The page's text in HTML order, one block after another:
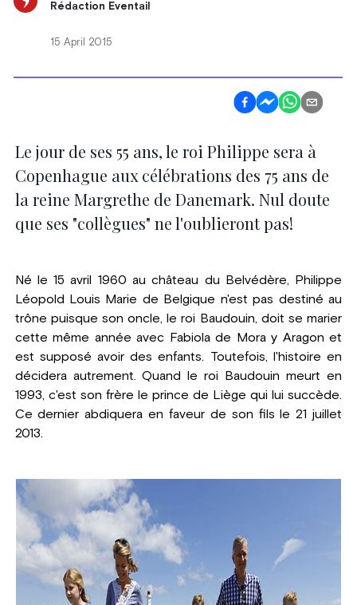
Rédaction Eventail
15 April 2015
Le jour de ses 55 ans, le roi Philippe sera à
Copenhague aux célébrations des 75 ans de
la reine Margrethe de Danemark. Nul doute
que ses "collègues" ne l'oublieront pas!
Né le 15 avril 1960 au château du Belvédère, Philippe
Léopold Louis Marie de Belgique n'est pas destiné au
trône puisque son oncle, le roi Baudouin, doit se marier
cette même année avec Fabiola de Mora y Aragon et
est supposé avoir des enfants. Toutefois, l'histoire en
décidera autrement. Quand le roi Baudouin meurt en
1993, c'est son frère le prince de Liège qui lui succède.
Ce dernier abdiquera en faveur de son fils le 21 juillet
2013.